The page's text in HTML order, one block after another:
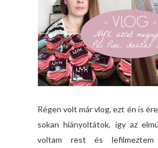
Régen volt már vlog, ezt én is
sokan hiányoltátok, így az
voltam rest és lefilmeztem